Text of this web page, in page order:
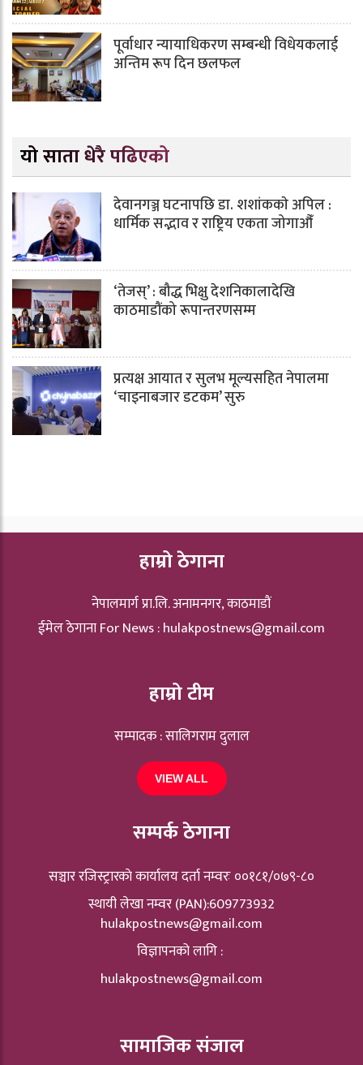
पूर्वाधार न्यायाधिकरण सम्बन्धी विधेयकलाई
अन्तिम रूप दिन छलफल
यो साता धेरै पढिएको
देवानगञ्ज घटनापछि डा. शशांककाे अपिल :
धार्मिक सद्भाव र राष्ट्रिय एकता जोगाऔँ
‘तेजस्’ : बौद्ध भिक्षु देशनिकालादेखि
काठमाडौंको रूपान्तरणसम्म
प्रत्यक्ष आयात र सुलभ मूल्यसहित नेपालमा
‘चाइनाबजार डटकम’ सुरु
हाम्रो ठेगाना
नेपालमार्ग प्रा.लि. अनामनगर, काठमाडौं
ईमेल ठेगाना For News :hulakpostnews@gmail.com
हाम्रो टीम
सम्पादक : सालिगराम दुलाल
VIEW ALL
सम्पर्क ठेगाना
सञ्चार रजिस्ट्रारकाे कार्यालय दर्ता नम्वरः ००१८१/०७९-८०
स्थायी लेखा नम्वर (PAN):609773932
hulakpostnews@gmail.com
विज्ञापनको लागि :
hulakpostnews@gmail.com
सामाजिक संजाल